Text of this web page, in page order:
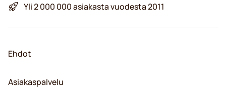
Yli 2 000 000 asiakasta vuodesta 2011
Ehdot
Asiakaspalvelu